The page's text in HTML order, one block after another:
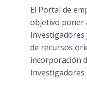
El Portal de
objetivo poner
Investigadores
de recursos
incorporación
Investigadores